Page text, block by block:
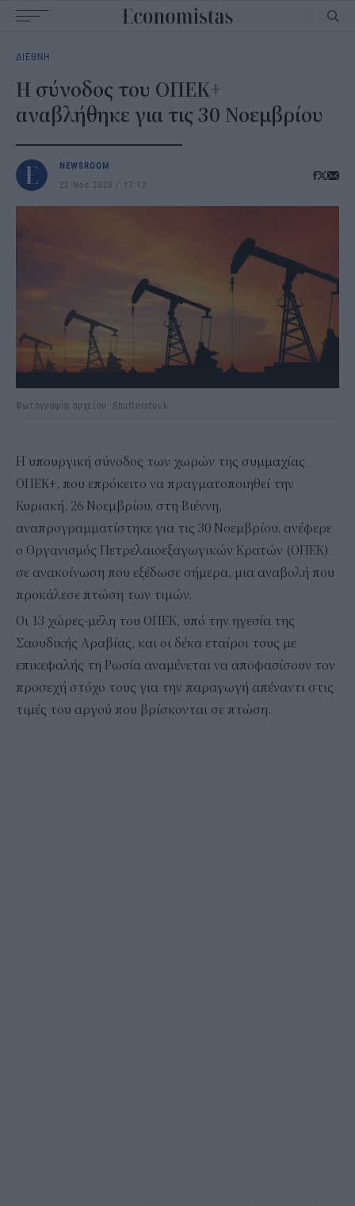
navigation
ΔΙΕΘΝΗ
Η σύνοδος του ΟΠΕΚ+
αναβλήθηκε για τις 30 Νοεμβρίου
NEWSROOM
22 Νοε 2023
17:12
Φωτογραφία αρχείου: Shutterstock
Η υπουργική σύνοδος των χωρών της συμμαχίας
ΟΠΕΚ+, που επρόκειτο να πραγματοποιηθεί την
Κυριακή, 26 Νοεμβρίου, στη Βιέννη,
αναπρογραμματίστηκε για τις 30 Νοεμβρίου, ανέφερε
ο Οργανισμός Πετρελαιοεξαγωγικών Κρατών (ΟΠΕΚ)
σε ανακοίνωση που εξέδωσε σήμερα, μια αναβολή που
προκάλεσε πτώση των τιμών.
Οι 13 χώρες-μέλη του ΟΠΕΚ, υπό την ηγεσία της
Σαουδικής Αραβίας, και οι δέκα εταίροι τους με
επικεφαλής τη Ρωσία αναμένεται να αποφασίσουν τον
προσεχή στόχο τους για την παραγωγή απέναντι στις
τιμές του αργού που βρίσκονται σε πτώση.